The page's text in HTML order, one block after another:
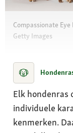
Compassionate
Getty Images
Elk hondenras
individuele
kenmerken.